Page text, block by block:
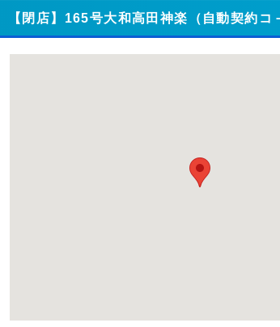
【閉店】165号大和高田神楽（自動契約コ